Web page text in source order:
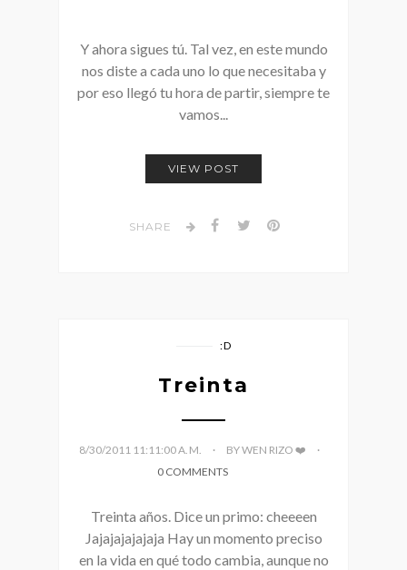
Y ahora sigues tú. Tal vez, en este mundo
nos diste a cada uno lo que necesitaba y
por eso llegó tu hora de partir, siempre te
vamos...
VIEW POST
SHARE
:D
Treinta
8/30/2011 11:11:00 A. M.
BY WEN RIZO ❤️
0 COMMENTS
Treinta años. Dice un primo: cheeeen
Jajajajajajaja Hay un momento preciso
en la vida en qué todo cambia, aunque no